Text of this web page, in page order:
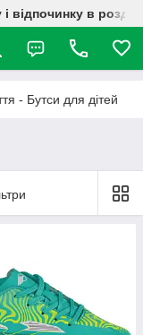
відпочинку в
- Бутси для дітей